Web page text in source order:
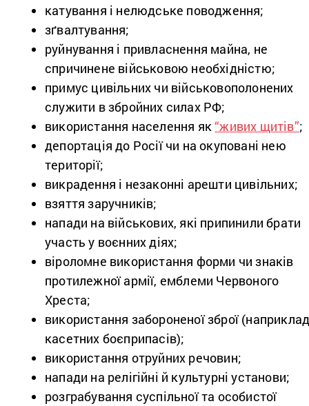
катування і нелюдське поводження;
зґвалтування;
руйнування і привласнення майна, не
спричинене військовою необхідністю;
примус цивільних чи військовополонених
служити в збройних силах РФ;
використання населення як“живих щитів”;
депортація до Росії чи на окуповані нею
території;
викрадення і незаконні арешти цивільних;
взяття заручників;
напади на військових, які припинили брати
участь у воєнних діях;
віроломне використання форми чи знаків
протилежної армії, емблеми Червоного
Хреста;
використання забороненої зброї
касетних боєприпасів);
використання отруйних речовин;
напади на релігійні й культурні установи;
розграбування суспільної та особистої